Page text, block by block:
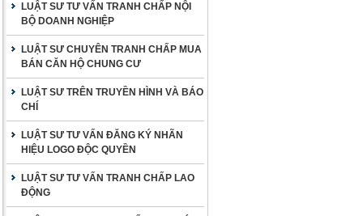
LUẬT SƯ TƯ VẤN TRANH CHẤP NỘI
BỘ DOANH NGHIỆP
LUẬT SƯ CHUYÊN TRANH CHẤP MUA
BÁN CĂN HỘ CHUNG CƯ
LUẬT SƯ TRÊN TRUYỀN HÌNH VÀ BÁO
CHÍ
LUẬT SƯ TƯ VẤN ĐĂNG KÝ NHÃN
HIỆU LOGO ĐỘC QUYỀN
LUẬT SƯ TƯ VẤN TRANH CHẤP LAO
ĐỘNG